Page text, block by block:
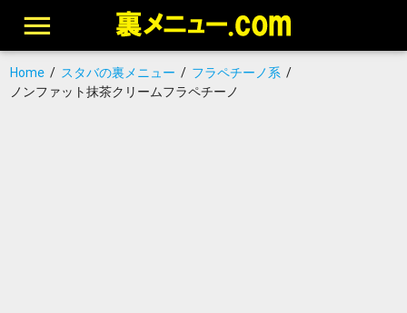
Home/ スタバの裏メニュー / フラペチーノ系/
ノンファット抹茶クリームフラペチーノ